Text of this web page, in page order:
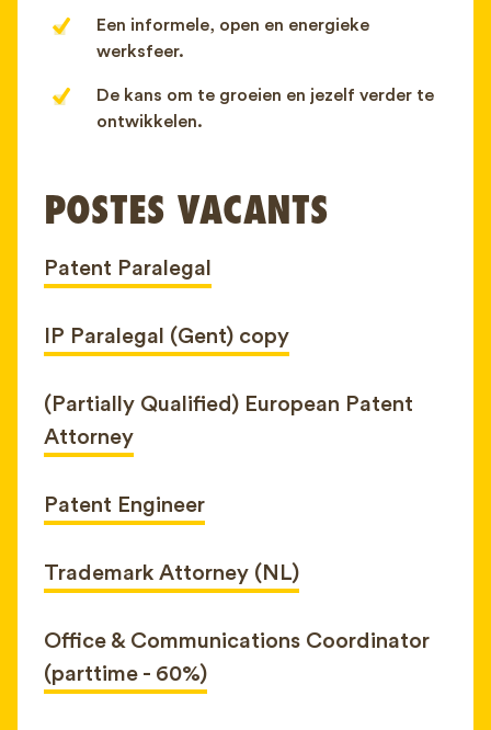
Een informele, open en energieke
werksfeer.
De kans om te groeien en jezelf verder te
ontwikkelen.
POSTES VACANTS
Patent Paralegal
IP Paralegal (Gent) copy
(Partially Qualified) European Patent
Attorney
Patent Engineer
Trademark Attorney (NL)
Office & Communications Coordinator
(parttime - 60%)